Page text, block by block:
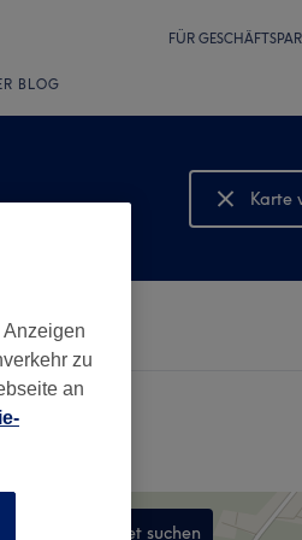
FÜR
BLOG
Karte
Karte
In diesem Gebiet suchen
zu
an